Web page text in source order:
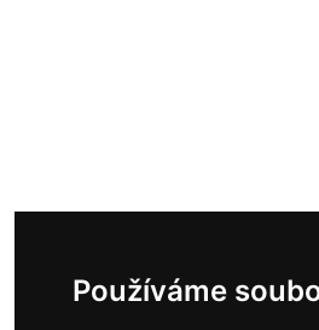
Používáme